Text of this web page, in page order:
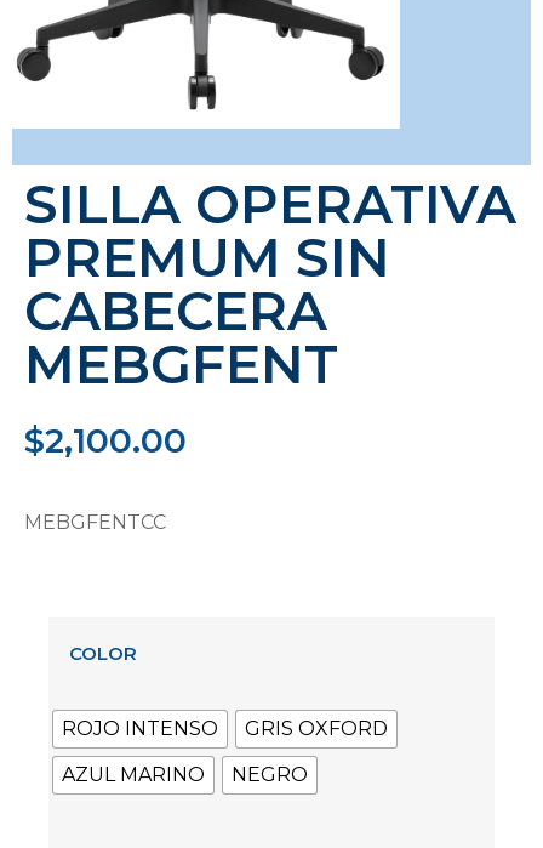
SILLA OPERATIVA
PREMUM SIN
CABECERA
MEBGFENT
$2,100.00
MEBGFENTCC
COLOR
ROJO INTENSO
GRIS OXFORD
AZUL MARINO
NEGRO